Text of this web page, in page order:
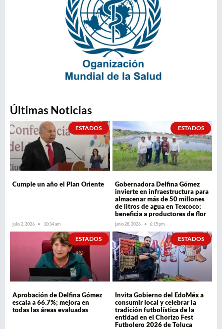
Últimas Noticias
ESTADOS
Cumple un año el Plan Oriente
julio 2, 2026 10:34 am
ESTADOS
Gobernadora Delfina Gómez
invierte en infraestructura para
almacenar más de 50 millones
de litros de agua en Texcoco;
beneficia a productores de flor
junio 28, 2026 6:15 pm
ESTADOS
Aprobación de Delfina Gómez
escala a 66.7%; mejora en
todas las áreas evaluadas
ESTADOS
Invita Gobierno del EdoMéx a
consumir local y celebrar la
tradición futbolística de la
entidad en el Chorizo Fest
Futbolero 2026 de Toluca